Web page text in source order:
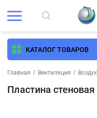
КАТАЛОГ ТОВАРОВ
Главная / Вентиляция /
Пластина